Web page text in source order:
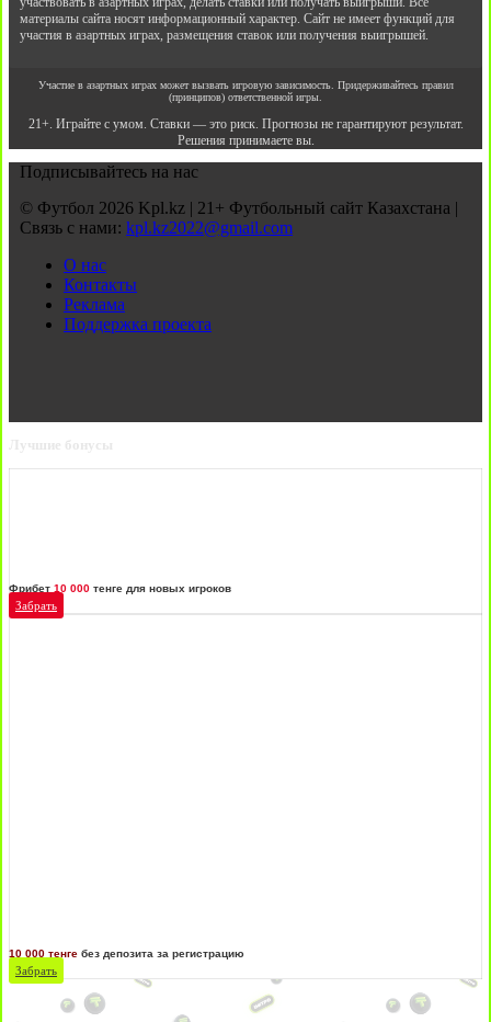
материалы сайта носят информационный характер. Сайт не имеет функций для
участия в азартных играх, размещения ставок или получения выигрышей.
Участие в азартных играх может вызвать игровую зависимость. Придерживайтесь правил
(принципов) ответственной игры.
21+. Играйте с умом. Ставки — это риск. Прогнозы не гарантируют результат.
Решения принимаете вы.
Подписывайтесь на нас
© Футбол 2026 Kpl.kz | 21+ Футбольный сайт Казахстана |
Связь с нами: kpl.kz2022@gmail.com
О нас
Контакты
Реклама
Поддержка проекта
Лучшие бонусы
Фрибет 10 000 тенге для новых игроков
Забрать
10 000 тенге без депозита за регистрацию
Забрать